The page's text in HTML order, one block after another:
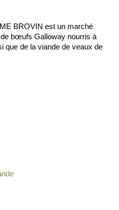
BROVIN est un marché
bœufs Galloway nourris à
que de la viande de veaux de